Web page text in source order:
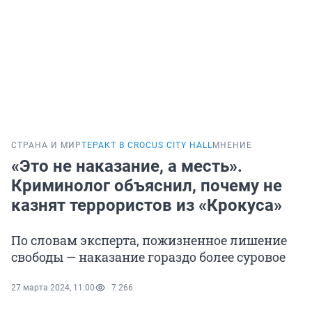
СТРАНА И МИРТЕРАКТ В CROCUS CITY HALLМНЕНИЕ
«Это не наказание, а месть».
Криминолог объяснил, почему не
казнят террористов из «Крокуса»
По словам эксперта, пожизненное лишение
свободы — наказание гораздо более суровое
27 марта 2024, 11:00 7 266